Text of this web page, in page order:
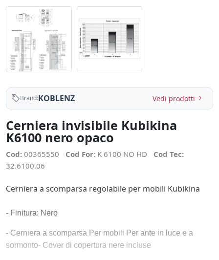
Brand:KOBLENZ Vedi prodotti
Cerniera invisibile Kubikina
K6100 nero opaco
Cod: 00365550 Cod For: K 6100 NO HD
Cod Tec:
32.6100.06
Cerniera a scomparsa regolabile per mobili Kubikina
- Finitura: Nero
- Cerniera a scomparsa Per mobili Per ante in luce e a
sormonto- Cover di copertura nere incluse